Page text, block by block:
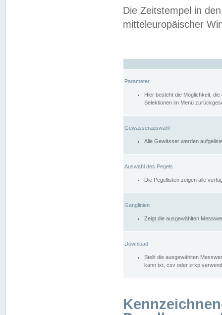
Die Zeitstempel in
mitteleuropäischer
Parameter
Hier besteht die Möglichkeit,
Selektionen im Menü
Gewässerauswahl
Alle Gewässer werden
Auswahl des Pegels
Die Pegellisten zeigen alle
Ganglinien
Zeigt die ausgewählten
Download
Stellt die ausgewählten
kann txt, csv oder zrxp